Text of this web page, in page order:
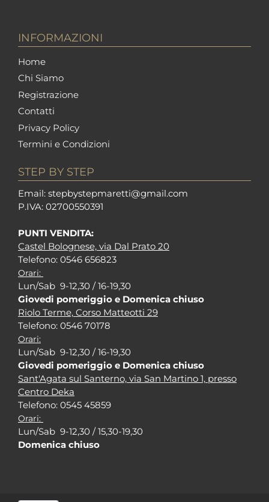
INFORMAZIONI
Home
Chi Siamo
Registrazione
Contatti
Privacy Policy
Termini e Condizioni
STEP BY STEP
Email: stepbystepmaretti@gmail.com
P.IVA: 02700550391
PUNTI VENDITA:
Castel Bolognese, via Dal Prato 20
Telefono: 0546 656823
Orari:
Lun/Sab 9-12,30 / 16-19,30
Giovedi pomeriggio e Domenica chiuso
Riolo Terme, Corso Matteotti 29
Telefono: 0546 70178
Orari:
Lun/Sab 9-12,30 / 16-19,30
Giovedi pomeriggio e Domenica chiuso
Sant'Agata sul Santerno, via San Martino 1, presso
Centro Deka
Telefono: 0545 45859
Orari:
Lun/Sab 9-12,30 / 15,30-19,30
Domenica chiuso